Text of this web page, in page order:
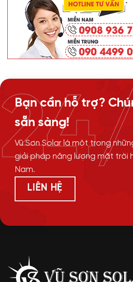
Bạn cần hỗ trợ?
sẵn sàng!
Vũ Sơn Solar là một trong
giải pháp năng lượng mặt trời
Nam.
LIÊN HỆ